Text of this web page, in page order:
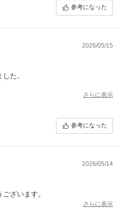
参考になった
2026/05/15
た。
さらに表示
参考になった
2026/05/14
ざいます。
さらに表示